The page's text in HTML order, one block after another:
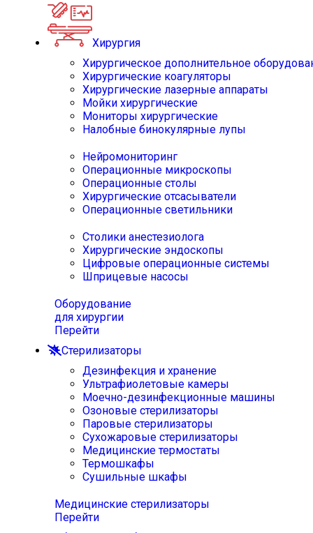
Хирургия
Хирургическое дополнительное
Хирургические коагуляторы
Хирургические лазерные аппараты
Мойки хирургические
Мониторы хирургические
Налобные бинокулярные лупы
Нейромониторинг
Операционные микроскопы
Операционные столы
Хирургические отсасыватели
Операционные светильники
Столики анестезиолога
Хирургические эндоскопы
Цифровые операционные системы
Шприцевые насосы
Оборудование
для хирургии
Перейти
Стерилизаторы
Дезинфекция и хранение
Ультрафиолетовые камеры
Моечно-дезинфекционные машины
Озоновые стерилизаторы
Паровые стерилизаторы
Сухожаровые стерилизаторы
Медицинские термостаты
Термошкафы
Сушильные шкафы
Медицинские стерилизаторы
Перейти